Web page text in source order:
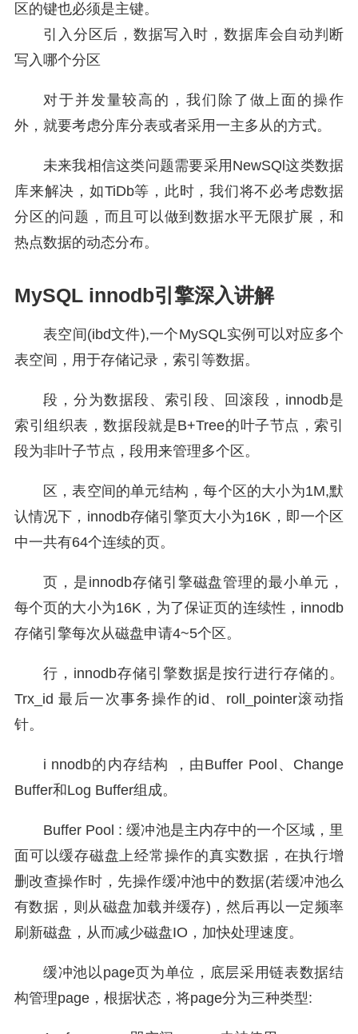
区的键也必须是主键。
引入分区后，数据写入时，数据库会自动判断
写入哪个分区
对于并发量较高的，我们除了做上面的操作
外，就要考虑分库分表或者采用一主多从的方式。
未来我相信这类问题需要采用NewSQl这类数据
库来解决，如TiDb等，此时，我们将不必考虑数据
分区的问题，而且可以做到数据水平无限扩展，和
热点数据的动态分布。
MySQL innodb引擎深入讲解
表空间(ibd文件),一个MySQL实例可以对应多个
表空间，用于存储记录，索引等数据。
段，分为数据段、索引段、回滚段，innodb是
索引组织表，数据段就是B+Tree的叶子节点，索引
段为非叶子节点，段用来管理多个区。
区，表空间的单元结构，每个区的大小为1M,默
认情况下，innodb存储引擎页大小为16K，即一个区
中一共有64个连续的页。
页，是innodb存储引擎磁盘管理的最小单元，
每个页的大小为16K，为了保证页的连续性，innodb
存储引擎每次从磁盘申请4~5个区。
行，innodb存储引擎数据是按行进行存储的。
Trx_id 最后一次事务操作的id、roll_pointer滚动指
针。
i nnodb的内存结构 ，由Buffer Pool、Change
Buffer和Log Buffer组成。
Buffer Pool : 缓冲池是主内存中的一个区域，里
面可以缓存磁盘上经常操作的真实数据，在执行增
删改查操作时，先操作缓冲池中的数据(若缓冲池么
有数据，则从磁盘加载并缓存)，然后再以一定频率
刷新磁盘，从而减少磁盘IO，加快处理速度。
缓冲池以page页为单位，底层采用链表数据结
构管理page，根据状态，将page分为三种类型: